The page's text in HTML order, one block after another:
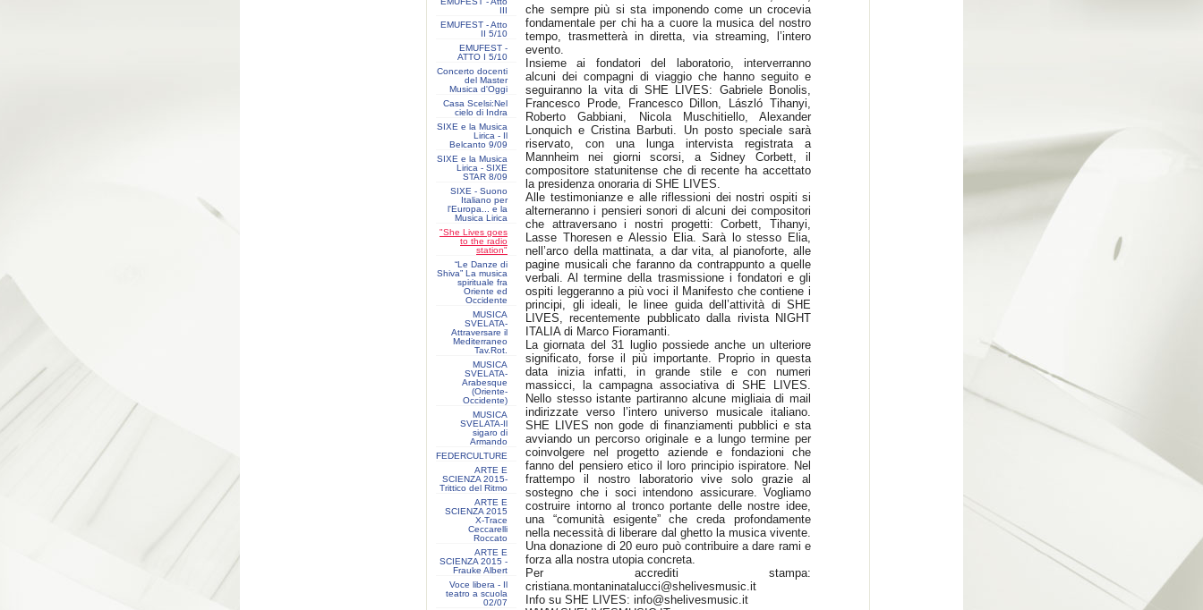
III
EMUFEST - Atto
II 5/10
EMUFEST -
ATTO I 5/10
Concerto docenti
del Master
Musica d'Oggi
Casa Scelsi:Nel
cielo di Indra
SIXE e la Musica
Lirica - Il
Belcanto 9/09
SIXE e la Musica
Lirica - SIXE
STAR 8/09
SIXE - Suono
Italiano per
l'Europa... e la
Musica Lirica
"She Lives goes
to the radio
station"
“Le Danze di
Shiva” La musica
spirituale fra
Oriente ed
Occidente
MUSICA
SVELATA-
Attraversare il
Mediterraneo
Tav.Rot.
MUSICA
SVELATA-
Arabesque
(Oriente-
Occidente)
MUSICA
SVELATA-Il
sigaro di
Armando
FEDERCULTURE
ARTE E
SCIENZA 2015-
Trittico del Ritmo
ARTE E
SCIENZA 2015
X-Trace
Ceccarelli
Roccato
ARTE E
SCIENZA 2015 -
Frauke Albert
Voce libera - Il
teatro a scuola
02/07
che sempre più si sta imponendo come un crocevia
fondamentale per chi ha a cuore la musica del nostro
tempo, trasmetterà in diretta, via streaming, l’intero
evento.
Insieme ai fondatori del laboratorio, interverranno
alcuni dei compagni di viaggio che hanno seguito e
seguiranno la vita di SHE LIVES: Gabriele Bonolis,
Francesco Prode, Francesco Dillon, László Tihanyi,
Roberto Gabbiani, Nicola Muschitiello, Alexander
Lonquich e Cristina Barbuti. Un posto speciale sarà
riservato, con una lunga intervista registrata a
Mannheim nei giorni scorsi, a Sidney Corbett, il
compositore statunitense che di recente ha accettato
la presidenza onoraria di SHE LIVES.
Alle testimonianze e alle riflessioni dei nostri ospiti si
alterneranno i pensieri sonori di alcuni dei compositori
che attraversano i nostri progetti: Corbett, Tihanyi,
Lasse Thoresen e Alessio Elia. Sarà lo stesso Elia,
nell’arco della mattinata, a dar vita, al pianoforte, alle
pagine musicali che faranno da contrappunto a quelle
verbali. Al termine della trasmissione i fondatori e gli
ospiti leggeranno a più voci il Manifesto che contiene i
principi, gli ideali, le linee guida dell’attività di SHE
LIVES, recentemente pubblicato dalla rivista NIGHT
ITALIA di Marco Fioramanti.
La giornata del 31 luglio possiede anche un ulteriore
significato, forse il più importante. Proprio in questa
data inizia infatti, in grande stile e con numeri
massicci, la campagna associativa di SHE LIVES.
Nello stesso istante partiranno alcune migliaia di mail
indirizzate verso l’intero universo musicale italiano.
SHE LIVES non gode di finanziamenti pubblici e sta
avviando un percorso originale e a lungo termine per
coinvolgere nel progetto aziende e fondazioni che
fanno del pensiero etico il loro principio ispiratore. Nel
frattempo il nostro laboratorio vive solo grazie al
sostegno che i soci intendono assicurare. Vogliamo
costruire intorno al tronco portante delle nostre idee,
una “comunità esigente” che creda profondamente
nella necessità di liberare dal ghetto la musica vivente.
Una donazione di 20 euro può contribuire a dare rami e
forza alla nostra utopia concreta.
Per accrediti stampa:
cristiana.montaninatalucci@shelivesmusic.it
Info su SHE LIVES: info@shelivesmusic.it